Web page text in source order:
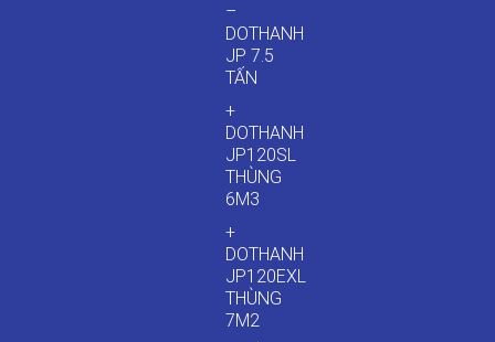
–
DOTHANH
JP 7.5
TẤN
+
DOTHANH
JP120SL
THÙNG
6M3
+
DOTHANH
JP120EXL
THÙNG
7M2